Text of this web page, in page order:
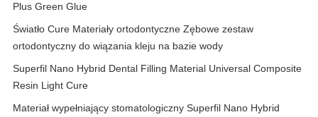
Plus Green Glue
Światło Cure Materiały ortodontyczne Zębowe zestaw
ortodontyczny do wiązania kleju na bazie wody
Superfil Nano Hybrid Dental Filling Material Universal Composite
Resin Light Cure
Materiał wypełniający stomatologiczny Superfil Nano Hybrid